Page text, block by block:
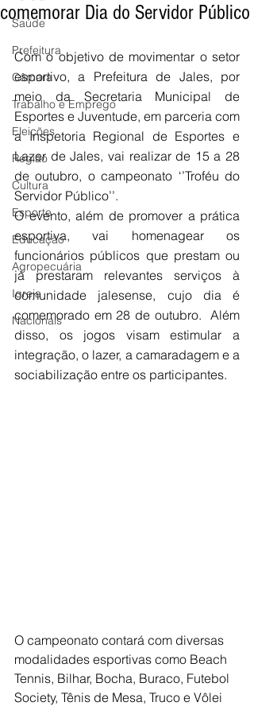
Saúde
Prefeitura
Câmara
Trabalho e Emprego
Eleições
Região
Cultura
Esporte
Educação
Agropecuária
Igreja
Nacionais
comemorar Dia do Servidor Público
Com o objetivo de movimentar o setor
esportivo, a Prefeitura de Jales, por
meio da Secretaria Municipal de
Esportes e Juventude, em parceria com
a Inspetoria Regional de Esportes e
Lazer de Jales, vai realizar de 15 a 28
de outubro, o campeonato ‘’Troféu do
Servidor Público’’.
O evento, além de promover a prática
esportiva, vai homenagear os
funcionários públicos que prestam ou
já prestaram relevantes serviços à
comunidade jalesense, cujo dia é
comemorado em 28 de outubro.  Além
disso, os jogos visam estimular a
integração, o lazer, a camaradagem e a
sociabilização entre os participantes.
O campeonato contará com diversas
modalidades esportivas como Beach
Tennis, Bilhar, Bocha, Buraco, Futebol
Society, Tênis de Mesa, Truco e Vôlei